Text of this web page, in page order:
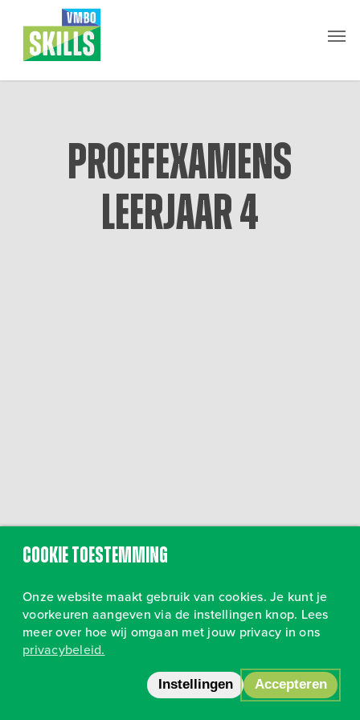
Proefexamens
leerjaar 4
Volg ons op Instagram•Privacy
Cookie toestemming
Onze website maakt gebruik van cookies. Je kunt je
voorkeuren aangeven via de instellingen knop. Lees
meer over hoe wij omgaan met jouw privacy in ons
privacybeleid.
Instellingen Accepteren